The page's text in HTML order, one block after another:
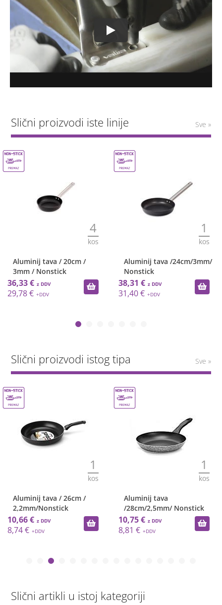
Slični proizvodi iste linije Sve »
4
kos
Aluminij tava / 20cm /
3mm / Nonstick
36,33 €
29,78 €
1
kos
Aluminij tava /24cm/3mm/
Nonstick
38,31 €
31,40 €
Slični proizvodi istog tipa Sve »
1
kos
Aluminij tava / 26cm /
2,2mm/Nonstick
10,66 €
8,74 €
1
kos
Aluminij tava
/28cm/2,5mm/ Nonstick
10,75 €
8,81 €
Slični artikli u istoj kategoriji